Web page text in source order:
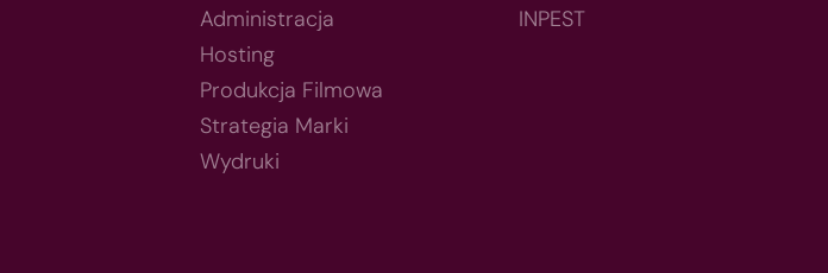
Administracja
Hosting
Produkcja Filmowa
Strategia Marki
Wydruki
INPEST